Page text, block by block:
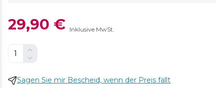
29,90 € Inklusive MwSt.
Sagen Sie mir Bescheid, wenn der Preis fällt